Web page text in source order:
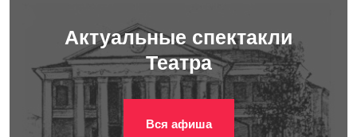
Актуальные спектакли
Театра
Вся афиша